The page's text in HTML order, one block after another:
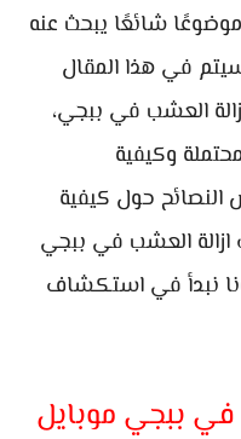
موضوعًا شائعًا يبحث عنه
في هذا المقال
العشب في ببجي،
وكيفية
حول كيفية
ازالة العشب في ببجي
نبدأ في استكشاف
في ببجي موبايل